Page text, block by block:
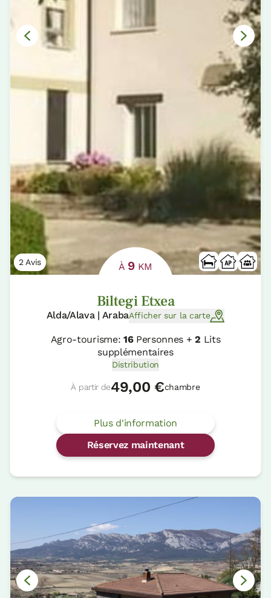
2 Avis À 9 KM
Biltegi Etxea
Alda/Alava | ArabaAfficher sur la carte
Agro-tourisme: 16Personnes +2 Lits
supplémentaires
Distribution
À partir de49,00 €chambre
Plus d'information
Réservez maintenant